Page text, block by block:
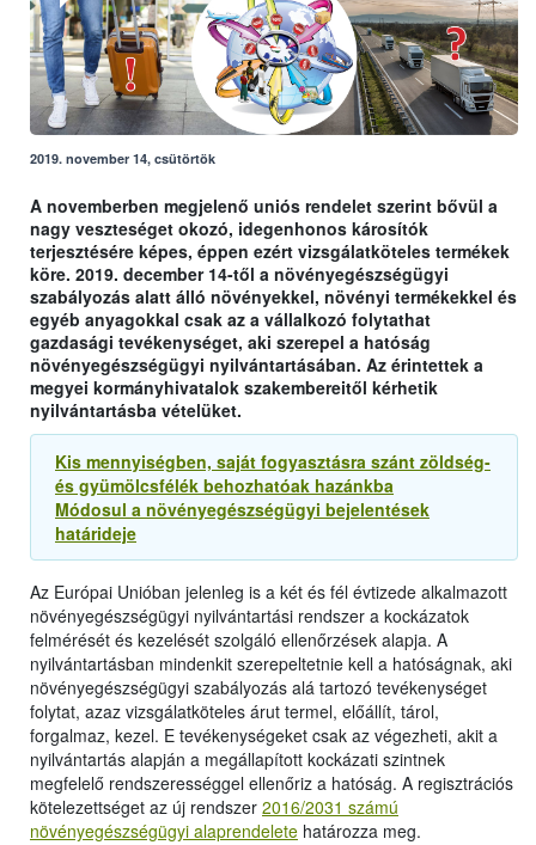
2019. november 14, csütörtök
A novemberben megjelenő uniós rendelet szerint bővül a
nagy veszteséget okozó, idegenhonos károsítók
terjesztésére képes, éppen ezért vizsgálatköteles termékek
köre. 2019. december 14-től a növényegészségügyi
szabályozás alatt álló növényekkel, növényi termékekkel és
egyéb anyagokkal csak az a vállalkozó folytathat
gazdasági tevékenységet, aki szerepel a hatóság
növényegészségügyi nyilvántartásában. Az érintettek a
megyei kormányhivatalok szakembereitől kérhetik
nyilvántartásba vételüket.
Kis mennyiségben, saját fogyasztásra szánt zöldség-
és gyümölcsfélék behozhatóak hazánkba
Módosul a növényegészségügyi bejelentések
határideje
Az Európai Unióban jelenleg is a két és fél évtizede alkalmazott
növényegészségügyi nyilvántartási rendszer a kockázatok
felmérését és kezelését szolgáló ellenőrzések alapja. A
nyilvántartásban mindenkit szerepeltetnie kell a hatóságnak, aki
növényegészségügyi szabályozás alá tartozó tevékenységet
folytat, azaz vizsgálatköteles árut termel, előállít, tárol,
forgalmaz, kezel. E tevékenységeket csak az végezheti, akit a
nyilvántartás alapján a megállapított kockázati szintnek
megfelelő rendszerességgel ellenőriz a hatóság. A regisztrációs
kötelezettséget az új rendszer 2016/2031 számú
növényegészségügyi alaprendelete határozza meg.